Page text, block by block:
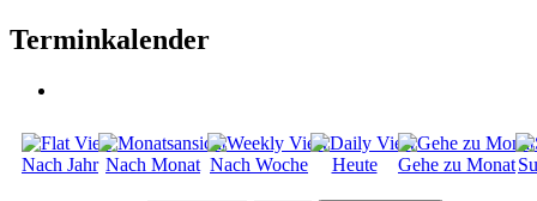
Terminkalender
Nach Jahr Nach Monat Nach Woche Heute Gehe zu Monat